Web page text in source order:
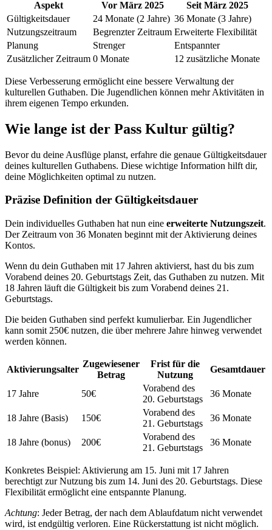
Aspekt Vor März 2025
Seit März 2025
Gültigkeitsdauer
24 Monate (2 Jahre) 36 Monate (3 Jahre)
Nutzungszeitraum
Begrenzter Zeitraum Erweiterte Flexibilität
Planung
Strenger
Entspannter
Zusätzlicher Zeitraum 0 Monate 12 zusätzliche Monate
Diese Verbesserung ermöglicht eine bessere Verwaltung der
kulturellen Guthaben. Die Jugendlichen können mehr Aktivitäten in
ihrem eigenen Tempo erkunden.
Wie lange ist der Pass Kultur gültig?
Bevor du deine Ausflüge planst, erfahre die genaue Gültigkeitsdauer
deines kulturellen Guthabens. Diese wichtige Information hilft dir,
deine Möglichkeiten optimal zu nutzen.
Präzise Definition der Gültigkeitsdauer
Dein individuelles Guthaben hat nun eine erweiterte Nutzungszeit.
Der Zeitraum von 36 Monaten beginnt mit der Aktivierung deines
Kontos.
Wenn du dein Guthaben mit 17 Jahren aktivierst, hast du bis zum
Vorabend deines 20. Geburtstags Zeit, das Guthaben zu nutzen. Mit
18 Jahren läuft die Gültigkeit bis zum Vorabend deines 21.
Geburtstags.
Die beiden Guthaben sind perfekt kumulierbar. Ein Jugendlicher
kann somit 250€ nutzen, die über mehrere Jahre hinweg verwendet
werden können.
Aktivierungsalter
Zugewiesener
Betrag
Frist für die
Nutzung
Gesamtdauer
17 Jahre 50€
Vorabend des
20. Geburtstags
36 Monate
18 Jahre (Basis) 150€
Vorabend des
21. Geburtstags
36 Monate
18 Jahre (bonus) 200€
Vorabend des
21. Geburtstags
36 Monate
Konkretes Beispiel: Aktivierung am 15. Juni mit 17 Jahren
berechtigt zur Nutzung bis zum 14. Juni des 20. Geburtstags. Diese
Flexibilität ermöglicht eine entspannte Planung.
Achtung: Jeder Betrag, der nach dem Ablaufdatum nicht verwendet
wird, ist endgültig verloren. Eine Rückerstattung ist nicht möglich.